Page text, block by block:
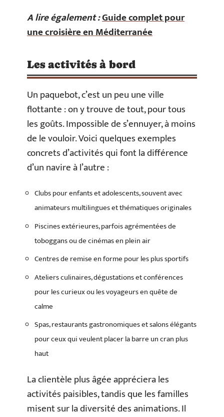
A lire également :Guide complet pour
une croisière en Méditerranée
Les activités à bord
Un paquebot, c’est un peu une ville
flottante : on y trouve de tout, pour tous
les goûts. Impossible de s’ennuyer, à moins
de le vouloir. Voici quelques exemples
concrets d’activités qui font la différence
d’un navire à l’autre :
Clubs pour enfants et adolescents, souvent avec
animateurs multilingues et thématiques originales
Piscines extérieures, parfois agrémentées de
toboggans ou de cinémas en plein air
Centres de remise en forme pour les plus sportifs
Ateliers culinaires, dégustations et conférences
pour les curieux ou les voyageurs en quête de
calme
Spas, restaurants gastronomiques et salons élégants
pour ceux qui veulent placer la barre un cran plus
haut
La clientèle plus âgée appréciera les
activités paisibles, tandis que les familles
misent sur la diversité des animations. Il